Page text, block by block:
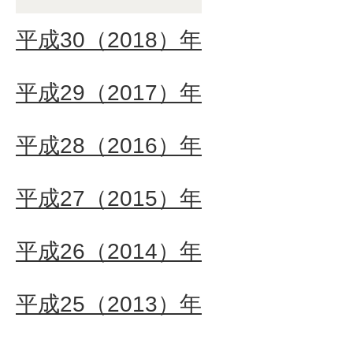
平成30（2018）年
平成29（2017）年
平成28（2016）年
平成27（2015）年
平成26（2014）年
平成25（2013）年